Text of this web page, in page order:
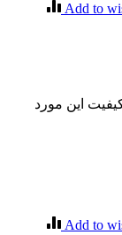
Add to
این مورد
Add to